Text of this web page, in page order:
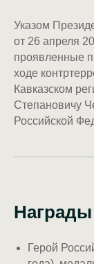
Указом
от 26 апреля
проявленные
ходе
Кавказском
Степановичу
Российской
Награды
Герой